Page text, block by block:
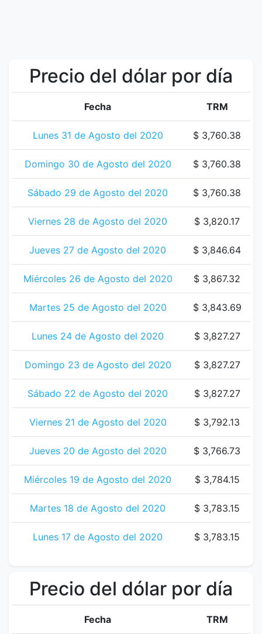
Precio del dólar por día
Fecha TRM
Lunes 31 de Agosto del 2020 $ 3,760.38
Domingo 30 de Agosto del 2020 $ 3,760.38
Sábado 29 de Agosto del 2020 $ 3,760.38
Viernes 28 de Agosto del 2020 $ 3,820.17
Jueves 27 de Agosto del 2020 $ 3,846.64
Miércoles 26 de Agosto del 2020 $ 3,867.32
Martes 25 de Agosto del 2020 $ 3,843.69
Lunes 24 de Agosto del 2020 $ 3,827.27
Domingo 23 de Agosto del 2020 $ 3,827.27
Sábado 22 de Agosto del 2020 $ 3,827.27
Viernes 21 de Agosto del 2020 $ 3,792.13
Jueves 20 de Agosto del 2020 $ 3,766.73
Miércoles 19 de Agosto del 2020 $ 3,784.15
Martes 18 de Agosto del 2020 $ 3,783.15
Lunes 17 de Agosto del 2020 $ 3,783.15
Precio del dólar por día
Fecha TRM